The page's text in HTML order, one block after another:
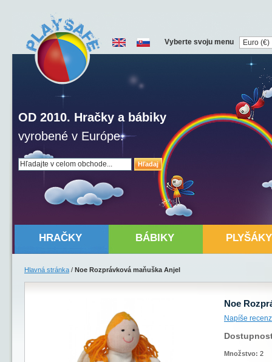
Hľadaj
OD 2010. Hračky a bábiky
vyrobené v Európe.
Vyberte svoju menu
HRAČKY BÁBIKY PLYŠÁKY
Hlavná stránka / Noe Rozprávková maňuška Anjel
Noe
Napíše
Množstvo: 2